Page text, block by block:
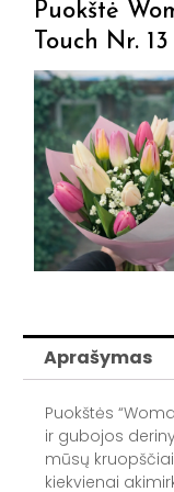
Puokštė
Touch Nr. 13
Aprašymas
Puokštės
ir gubojos
mūsų
kiekvienai